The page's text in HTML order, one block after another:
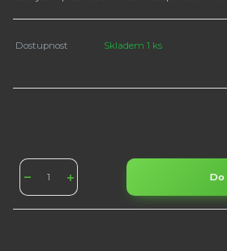
Dostupnost Skladem 1 ks
Do